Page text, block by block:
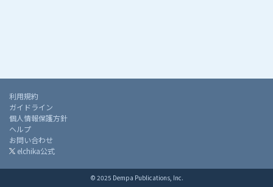
利用規約
ガイドライン
個人情報保護方針
ヘルプ
お問い合わせ
elchika公式
© 2025 Dempa Publications, Inc.